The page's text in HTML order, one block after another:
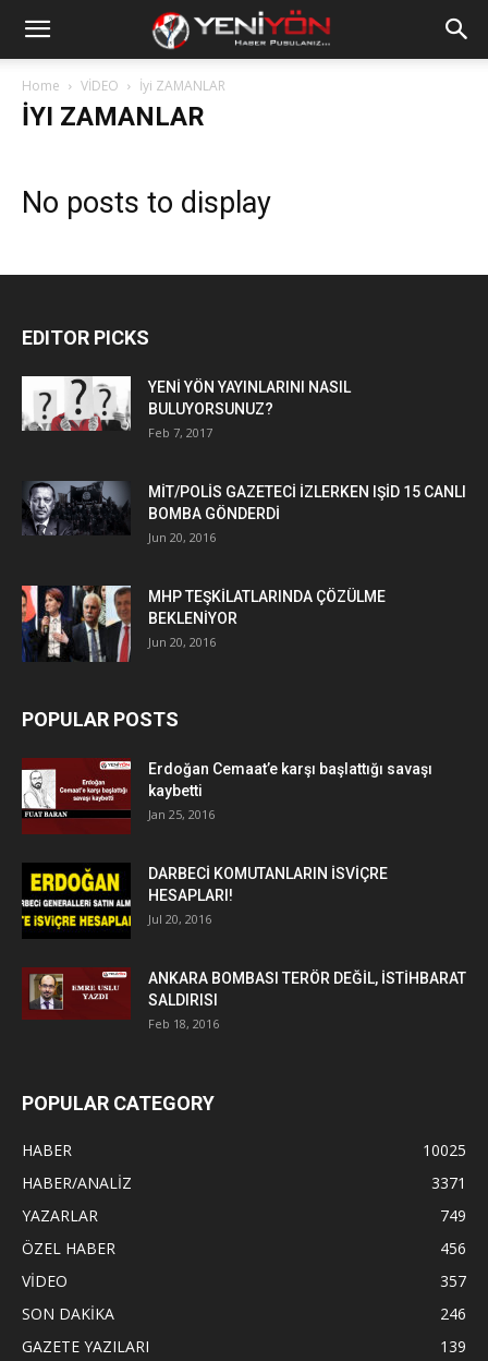
Home VİDEO İyi ZAMANLAR
İYI ZAMANLAR
No posts to display
EDITOR PICKS
YENİ YÖN YAYINLARINI NASIL
BULUYORSUNUZ?
Feb 7, 2017
MİT/POLİS GAZETECİ İZLERKEN IŞİD 15 CANLI
BOMBA GÖNDERDİ
Jun 20, 2016
MHP TEŞKİLATLARINDA ÇÖZÜLME
BEKLENİYOR
Jun 20, 2016
POPULAR POSTS
Erdoğan Cemaat’e karşı başlattığı savaşı
kaybetti
Jan 25, 2016
DARBECİ KOMUTANLARIN İSVİÇRE
HESAPLARI!
Jul 20, 2016
ANKARA BOMBASI TERÖR DEĞİL, İSTİHBARAT
SALDIRISI
Feb 18, 2016
POPULAR CATEGORY
HABER
10025
HABER/ANALİZ
3371
YAZARLAR
749
ÖZEL HABER
456
VİDEO
357
SON DAKİKA
246
GAZETE YAZILARI
139